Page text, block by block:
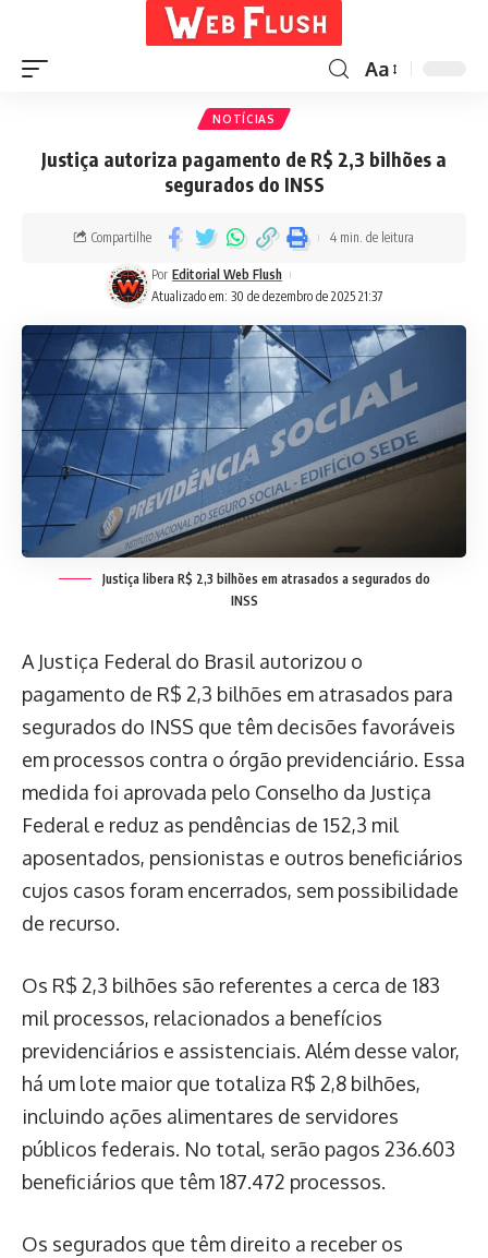
Aa
NOTÍCIAS
Justiça autoriza pagamento de R$ 2,3 bilhões a
segurados do INSS
Atualizado em: 30 de dezembro de 2025 21:37
Por Editorial Web Flush
Compartilhe 4 min. de leitura
Justiça libera R$ 2,3 bilhões em atrasados a segurados do
INSS
A Justiça Federal do Brasil autorizou o
pagamento de R$ 2,3 bilhões em atrasados para
segurados do INSS que têm decisões favoráveis
em processos contra o órgão previdenciário. Essa
medida foi aprovada pelo Conselho da Justiça
Federal e reduz as pendências de 152,3 mil
aposentados, pensionistas e outros beneficiários
cujos casos foram encerrados, sem possibilidade
de recurso.
Os R$ 2,3 bilhões são referentes a cerca de 183
mil processos, relacionados a benefícios
previdenciários e assistenciais. Além desse valor,
há um lote maior que totaliza R$ 2,8 bilhões,
incluindo ações alimentares de servidores
públicos federais. No total, serão pagos 236.603
beneficiários que têm 187.472 processos.
Os segurados que têm direito a receber os